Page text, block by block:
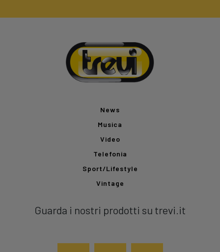
News
Musica
Video
Telefonia
Sport/Lifestyle
Vintage
Guarda i nostri prodotti su trevi.it